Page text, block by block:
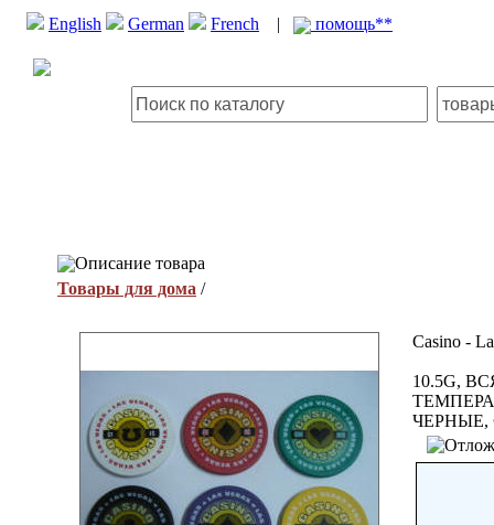
English German French | помощь**
Описание товара
Товары для дома /
Casino -
10.5G,